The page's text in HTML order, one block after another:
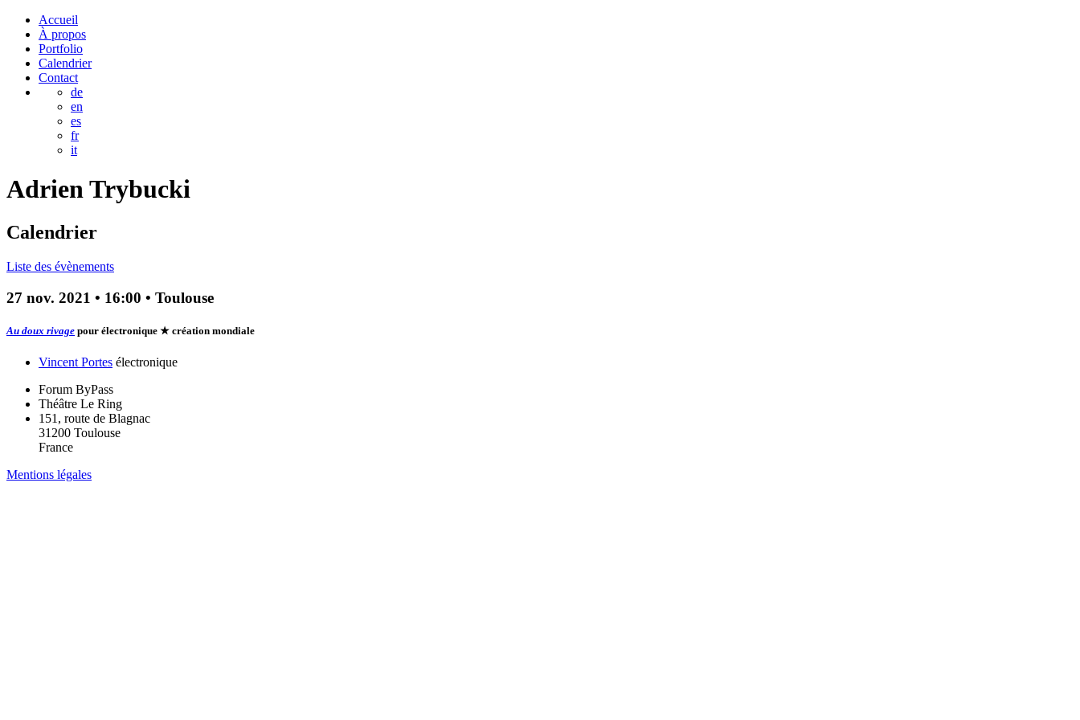
Accueil
À propos
Portfolio
Calendrier
Contact
de
en
es
fr
it
AdrienTrybucki
Calendrier
Liste des évènements
27 nov. 2021 • 16:00 • Toulouse
Au doux rivage pour électronique ★ création mondiale
Vincent Portes électronique
Forum ByPass
Théâtre Le Ring
151, route de Blagnac
31200 Toulouse
France
Mentions légales